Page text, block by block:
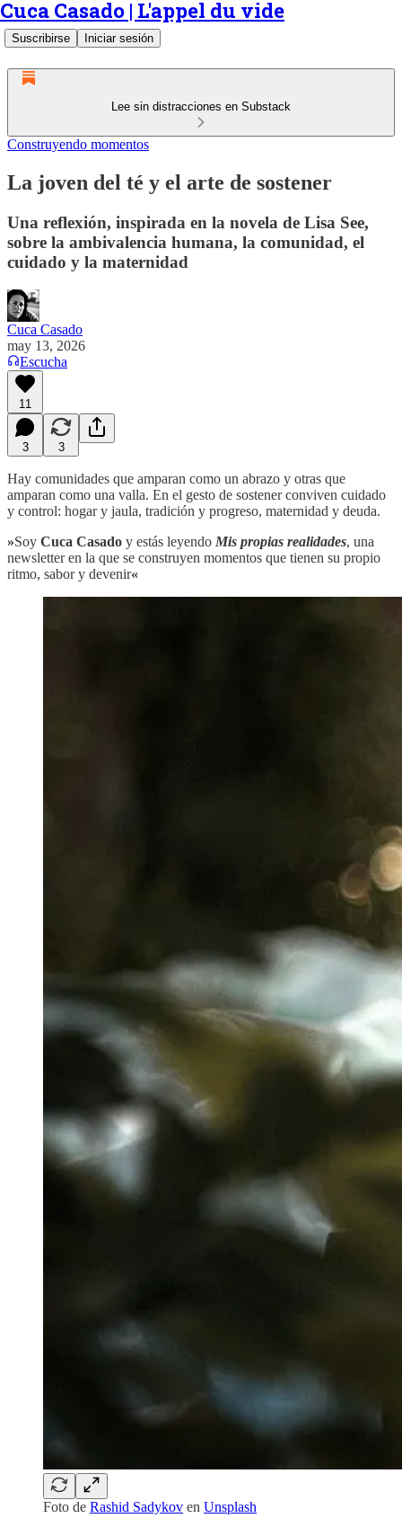
Cuca Casado | L'appel du vide
Suscribirse Iniciar sesión
Lee sin distracciones en Substack
Construyendo momentos
La joven del té y el arte de sostener
Una reflexión, inspirada en la novela de Lisa See,
sobre la ambivalencia humana, la comunidad, el
cuidado y la maternidad
Cuca Casado
may 13, 2026
Escucha
11
3 3
Hay comunidades que amparan como un abrazo y otras que
amparan como una valla. En el gesto de sostener conviven cuidado
y control: hogar y jaula, tradición y progreso, maternidad y deuda.
»Soy Cuca Casado y estás leyendo Mis propias realidades, una
newsletter en la que se construyen momentos que tienen su propio
ritmo, sabor y devenir«
Foto de Rashid Sadykov en Unsplash